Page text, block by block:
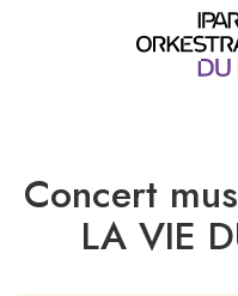
Concert
LA VIE